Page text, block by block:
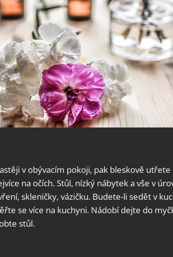
v obývacím pokoji, pak bleskově utřete
na očích. Stůl, nízký nábytek a vše v
skleničky, vázičku. Budete-li sedět v
se více na kuchyni. Nádobí dejte do
stůl.